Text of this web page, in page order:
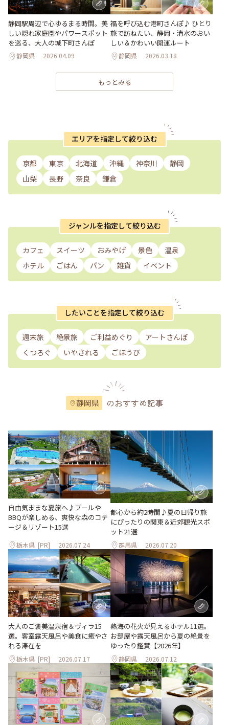
静岡駅周辺で心ゆるまる時間。美
しい隠れ家庭園やパワースポット
を巡る、大人の城下町さんぽ
静岡県 2026.04.09
福を呼び込む港町さんぽ♪ ひとり
旅で訪ねたい、静岡・清水のおい
しい＆かわいい開運ルート
静岡県 2026.03.18
もっとみる
エリアを指定して絞り込む
京都 東京 北海道 沖縄 神奈川
静岡
山梨
長野 奈良 鎌倉
ジャンルを指定して絞り込む
カフェ スイーツ おみやげ 景色
温泉
ホテル
ごはん パン 雑貨 イベント
したいことを指定して絞り込む
週末旅 絶景旅 ご利益めぐり
アートさんぽ
くつろぐ
いやされる ごほうび
静岡県 のおすすめ記事
自由気ままな夏旅へ♪プールや
BBQが楽しめる、爽快な森のコテ
ージ＆リゾート15選
栃木県 [PR] 2026.07.24
都心から約2時間♪夏の日帰り旅
にぴったりの関東＆近郊観光スポ
ット21選
群馬県 2026.07.20
大人のご褒美温泉宿＆ヴィラ15
選。客室露天風呂や美食に癒やさ
れる滞在を
栃木県 [PR] 2026.07.17
熱海の花火が見えるホテル11選。
お部屋や露天風呂から夏の絶景を
ゆったり鑑賞【2026年】
静岡県 2026.07.12